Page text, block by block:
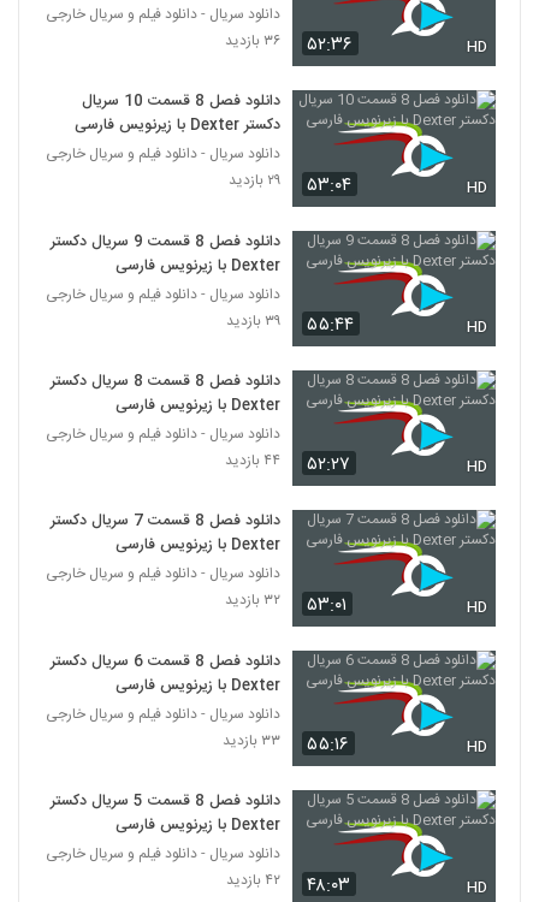
۵۲:۳۶ HD
دانلود سریال - دانلود فیلم و سریال خارجی
۳۶ بازدید
۵۳:۰۴ HD
دانلود فصل 8 قسمت 10 سریال
دکستر Dexter با زیرنویس فارسی
دانلود سریال - دانلود فیلم و سریال خارجی
۲۹ بازدید
۵۵:۴۴ HD
دانلود فصل 8 قسمت 9 سریال دکستر
Dexter با زیرنویس فارسی
دانلود سریال - دانلود فیلم و سریال خارجی
۳۹ بازدید
۵۲:۲۷ HD
دانلود فصل 8 قسمت 8 سریال دکستر
Dexter با زیرنویس فارسی
دانلود سریال - دانلود فیلم و سریال خارجی
۴۴ بازدید
۵۳:۰۱ HD
دانلود فصل 8 قسمت 7 سریال دکستر
Dexter با زیرنویس فارسی
دانلود سریال - دانلود فیلم و سریال خارجی
۳۲ بازدید
۵۵:۱۶ HD
دانلود فصل 8 قسمت 6 سریال دکستر
Dexter با زیرنویس فارسی
دانلود سریال - دانلود فیلم و سریال خارجی
۳۳ بازدید
۴۸:۰۳ HD
دانلود فصل 8 قسمت 5 سریال دکستر
Dexter با زیرنویس فارسی
دانلود سریال - دانلود فیلم و سریال خارجی
۴۲ بازدید